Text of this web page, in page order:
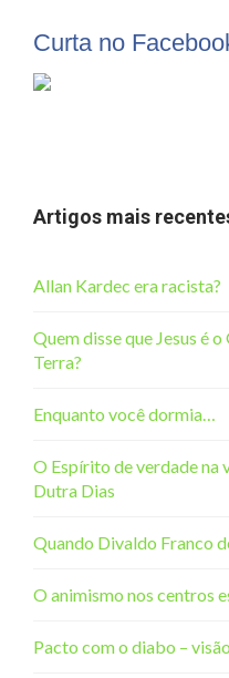
Curta no
Artigos mais
Allan Kardec era racista?
Quem disse que Jesus é
Terra?
Enquanto você dormia…
O Espírito de verdade
Dutra Dias
Quando Divaldo Franco
O animismo nos centros
Pacto com o diabo –